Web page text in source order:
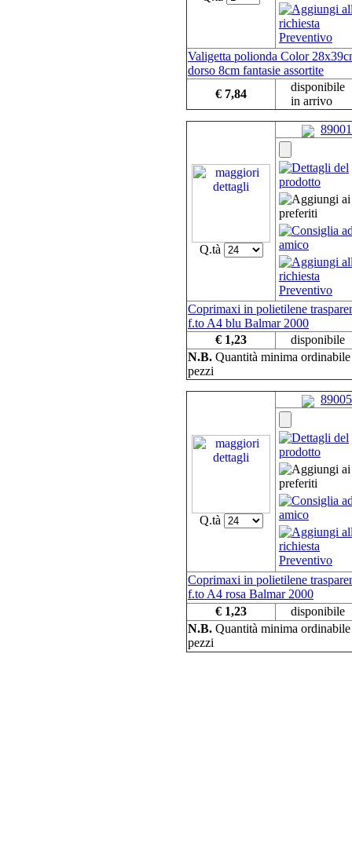
Valigetta polionda Color
dorso 8cm fantasie assortite
€ 7,84
disponibile
in arrivo
Q.tà
89001
Coprimaxi in polietilene
f.to A4 blu Balmar 2000
€ 1,23
disponibile
N.B. Quantità minima
pezzi
Q.tà
89005
Coprimaxi in polietilene
f.to A4 rosa Balmar 2000
€ 1,23
disponibile
N.B. Quantità minima
pezzi